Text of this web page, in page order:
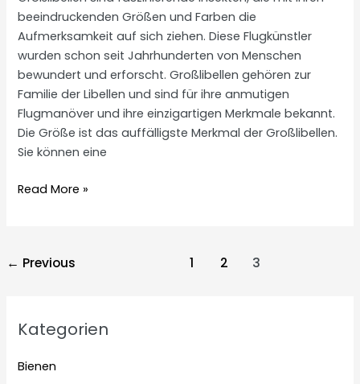
beeindruckenden Größen und Farben die
Aufmerksamkeit auf sich ziehen. Diese Flugkünstler
wurden schon seit Jahrhunderten von Menschen
bewundert und erforscht. Großlibellen gehören zur
Familie der Libellen und sind für ihre anmutigen
Flugmanöver und ihre einzigartigen Merkmale bekannt.
Die Größe ist das auffälligste Merkmal der Großlibellen.
Sie können eine
Großlibellen
Read More »
Post
← Previous 1 2 3
Kategorien
Bienen